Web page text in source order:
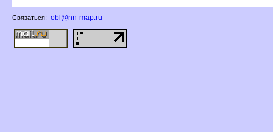
Связаться: obl@nn-map.ru